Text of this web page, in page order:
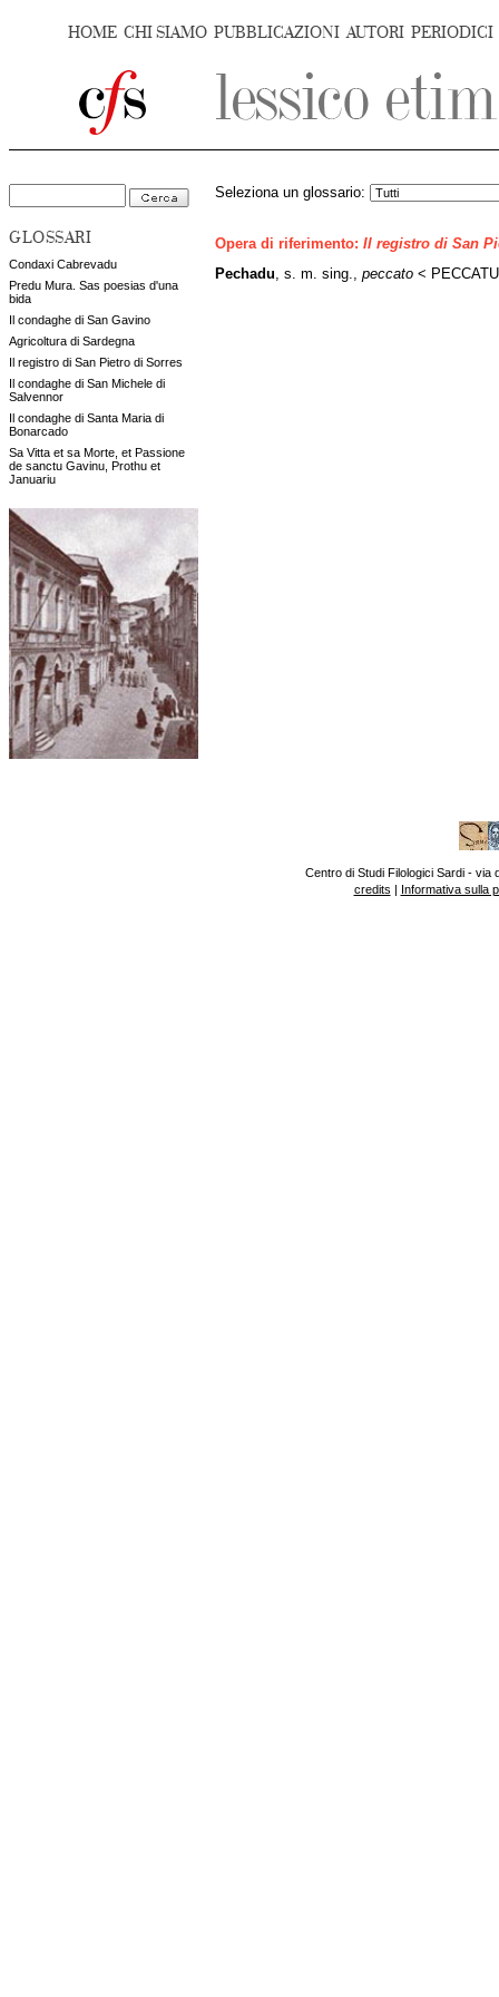
HOME CHI SIAMO PUBBLICAZIONI AUTORI PERIODICI
GLOSSARI
Condaxi Cabrevadu
Predu Mura. Sas poesias d'una
bida
Il condaghe di San Gavino
Agricoltura di Sardegna
Il registro di San Pietro di Sorres
Il condaghe di San Michele di
Salvennor
Il condaghe di Santa Maria di
Bonarcado
Sa Vitta et sa Morte, et Passione
de sanctu Gavinu, Prothu et
Januariu
Seleziona un glossario:
Opera di riferimento: Il registro di San
Pechadu , s. m. sing., peccato <
Centro di Studi Filologici Sardi - via
credits | Informativa sulla